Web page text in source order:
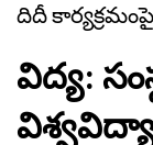
దిదీ
విద్య: